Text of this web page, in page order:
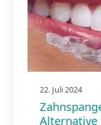
22. Juli 2024
Alternative